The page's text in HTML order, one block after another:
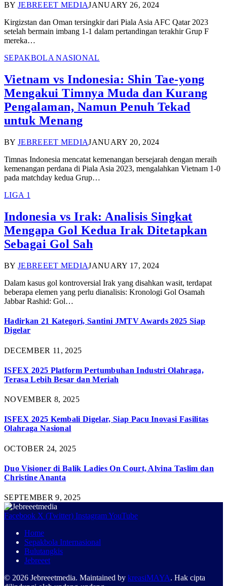
BY JEBREEET MEDIAJANUARY 26, 2024
Kirgizstan dan Oman tersingkir dari Piala Asia AFC Qatar 2023
setelah bermain imbang 1-1 dalam pertandingan terakhir Grup F
mereka…
SEPAKBOLA NASIONAL
Vietnam vs Indonesia: Shin Tae-yong
Mengakui Timnya Muda dan Kurang
Pengalaman, Namun Penuh Tekad
untuk Menang
BY JEBREEET MEDIAJANUARY 20, 2024
Timnas Indonesia mencatat kemenangan bersejarah dengan meraih
kemenangan perdana di Piala Asia 2023, mengalahkan Vietnam 1-0
pada matchday kedua Grup…
LIGA 1
Indonesia vs Irak: Analisis Singkat
Mengapa Gol Kedua Irak Ditetapkan
Sebagai Gol Sah
BY JEBREEET MEDIAJANUARY 17, 2024
Dalam kasus gol kontroversial Irak yang disahkan wasit, terdapat
beberapa elemen yang perlu dianalisis: Kronologi Gol Osamah
Jabbar Rashid: Gol…
Hadirkan 21 Kategori, Santini JMTV Awards 2025 Siap
Digelar
DECEMBER 11, 2025
ISFEX 2025 Platform Pertumbuhan Industri Olahraga,
Terasa Lebih Besar dan Meriah
NOVEMBER 8, 2025
ISFEX 2025 Kembali Digelar, Siap Pacu Inovasi Fasilitas
Olahraga Nasional
OCTOBER 24, 2025
Duo Visioner di Balik Ladies On Court, Alvina Taslim dan
Christine Ananta
SEPTEMBER 9, 2025
Facebook X (Twitter) InstagramYouTube
Home
Sepakbola Internasional
Bulutangkis
Jebreeet
© 2026 Jebreeetmedia. Maintained by kreasiMAYA. Hak cipta